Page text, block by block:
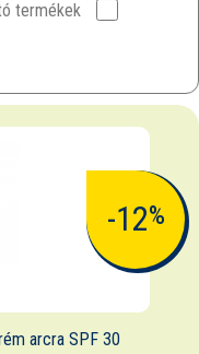
termékek
-12%
arcra SPF 30